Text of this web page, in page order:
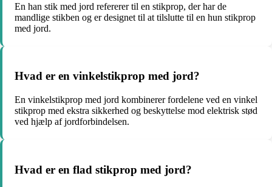
En han stik med jord refererer til en stikprop, der har de
mandlige stikben og er designet til at tilslutte til en hun stikprop
med jord.
Hvad er en vinkelstikprop med jord?
En vinkelstikprop med jord kombinerer fordelene ved en vinkel
stikprop med ekstra sikkerhed og beskyttelse mod elektrisk stød
ved hjælp af jordforbindelsen.
Hvad er en flad stikprop med jord?